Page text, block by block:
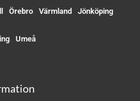
Örebro Värmland Jönköping
Umeå